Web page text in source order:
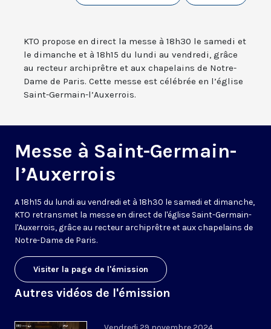
KTO propose en direct la messe à 18h30 le samedi et
le dimanche et à 18h15 du lundi au vendredi, grâce
au recteur archiprêtre et aux chapelains de Notre-
Dame de Paris. Cette messe est célébrée en l’église
Saint-Germain-l’Auxerrois.
Messe à Saint-Germain-
l’Auxerrois
A 18h15 du lundi au vendredi et à 18h30 le samedi et dimanche,
KTO retransmet la messe en direct de l'église Saint-Germain-
l'Auxerrois, grâce au recteur archiprêtre et aux chapelains de
Notre-Dame de Paris.
Visiter la page de l'émission
Autres vidéos de l'émission